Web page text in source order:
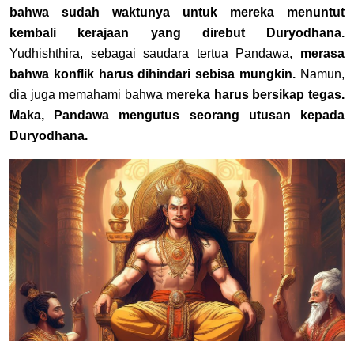
bahwa sudah waktunya untuk mereka menuntut
kembali kerajaan yang direbut Duryodhana.
Yudhishthira, sebagai saudara tertua Pandawa, merasa
bahwa konflik harus dihindari sebisa mungkin. Namun,
dia juga memahami bahwa mereka harus bersikap tegas.
Maka, Pandawa mengutus seorang utusan kepada
Duryodhana.